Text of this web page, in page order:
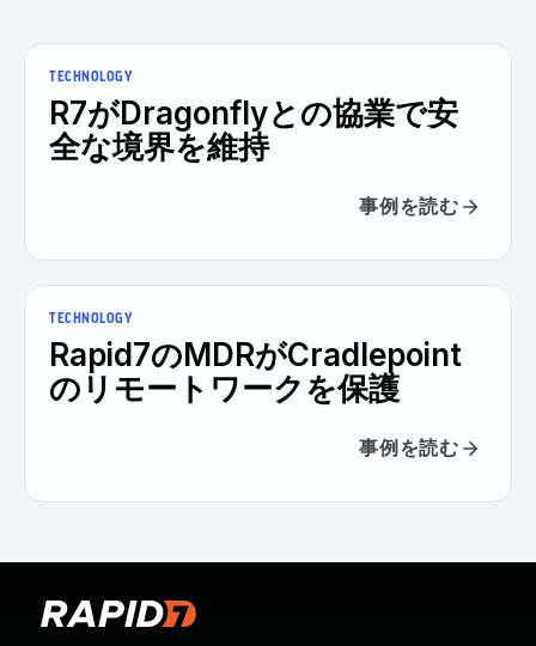
TECHNOLOGY
R7がDragonflyとの協業で安
全な境界を維持
事例を読む
TECHNOLOGY
Rapid7のMDRがCradlepoint
のリモートワークを保護
事例を読む